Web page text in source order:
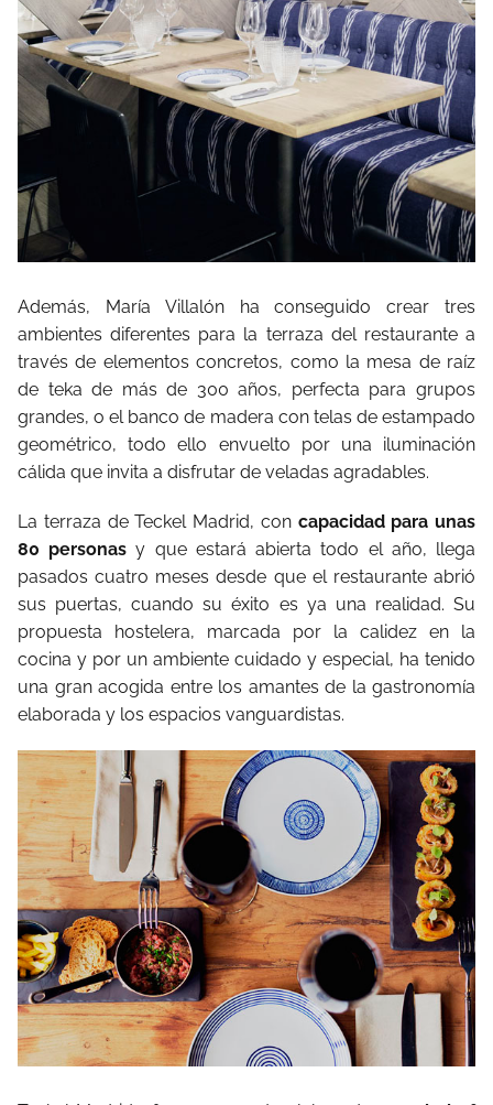
Además, María Villalón ha conseguido crear tres
ambientes diferentes para la terraza del restaurante a
través de elementos concretos, como la mesa de raíz
de teka de más de 300 años, perfecta para grupos
grandes, o el banco de madera con telas de estampado
geométrico, todo ello envuelto por una iluminación
cálida que invita a disfrutar de veladas agradables.
La terraza de Teckel Madrid, con capacidad para unas
80 personas y que estará abierta todo el año, llega
pasados cuatro meses desde que el restaurante abrió
sus puertas, cuando su éxito es ya una realidad. Su
propuesta hostelera, marcada por la calidez en la
cocina y por un ambiente cuidado y especial, ha tenido
una gran acogida entre los amantes de la gastronomía
elaborada y los espacios vanguardistas.